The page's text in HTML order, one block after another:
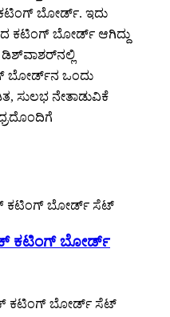
ಕಟಿಂಗ್ ಬೋರ್ಡ್. ಇದು
ಕಟಿಂಗ್ ಬೋರ್ಡ್ ಆಗಿದ್ದು
ಡಿಶ್‌ವಾಶರ್‌ನಲ್ಲಿ
ಬೋರ್ಡ್‌ನ ಒಂದು
ಸುಲಭ ನೇತಾಡುವಿಕೆ
ಕಟಿಂಗ್ ಬೋರ್ಡ್
ಕಟಿಂಗ್ ಬೋರ್ಡ್ ಸೆಟ್